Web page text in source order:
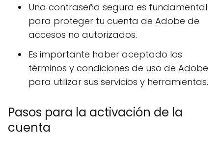
Una contraseña segura es fundamental
para proteger tu cuenta de Adobe de
accesos no autorizados.
Es importante haber aceptado los
términos y condiciones de uso de Adobe
para utilizar sus servicios y herramientas.
Pasos para la activación de la
cuenta